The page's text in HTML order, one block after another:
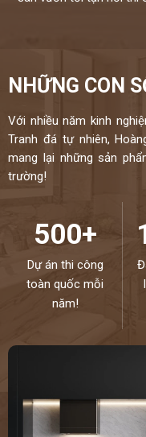
NHỮNG CON
Với nhiều năm kinh
Tranh đá tự nhiên,
mang lại những sản
trường!
500+
Dự án thi công
toàn quốc mỗi
năm!